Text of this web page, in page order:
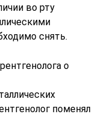
во рту
снять.
о
поменял